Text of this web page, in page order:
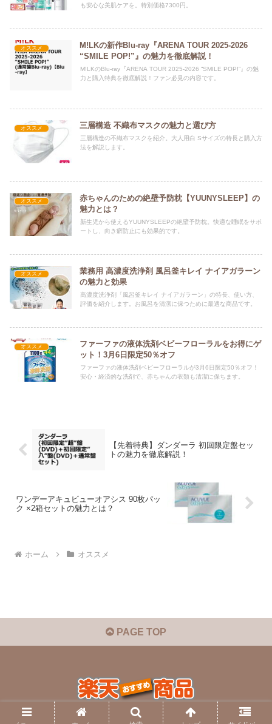
も安心な美肌ケアを。特別価格7300円。
オススメ
M!LKの新作Blu-ray『ARENA TOUR 2025-2026
“SMILE POP!”』の魅力を徹底解説！
M!LKのBlu-ray『ARENA TOUR 2025-2026 “SMILE POP!”』の魅
力と購入特典を徹底解説！ファン必見の内容です。
オススメ 三層構造 不織布マスクの魅力と選び方
三層構造の不織布マスクを紹介。大人用白 Sサイズの特長と購入方
法を解説します。
オススメ
赤ちゃんのための絶壁予防枕【YUUNYSLEEP】の
魅力とは？
新生児から使えるYUUNYSLEEPの絶壁予防枕。快適な睡眠をサポ
ートし、向き癖防止にも効果的です。
オススメ
業務用 高濃度洗浄剤 風呂釜キレイ ナイアガラーン
の魅力と効果
高濃度洗浄剤「風呂釜キレイ ナイアガラーン」の特長、使い方、
評価を紹介します。お風呂を清潔に保つために最適な商品です。
オススメ
ファーファの液体洗剤ベビーフローラルをお得にゲ
ット！3月6日限定50％オフ
ファーファの液体洗剤ベビーフローラルが3月6日限定50％オフ！
安心・経済的な洗剤で、赤ちゃんの衣類も清潔に保ちます。
【先着特典】ダンダーラ 初回限定盤セッ
トの魅力を徹底解説！
ワンデーアキュビューオアシス 90枚パッ
ク ×2箱セットの魅力とは？
ホーム オススメ
PAGE TOP
© 2025 楽天おすすめ商品.